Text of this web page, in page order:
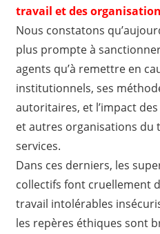
travail et des
Nous constatons
plus prompte à
agents qu’à remettre en
institutionnels, ses
autoritaires, et l’impact
et autres organisations du
services.
Dans ces derniers, les
collectifs font cruellement
travail intolérables
les repères éthiques sont